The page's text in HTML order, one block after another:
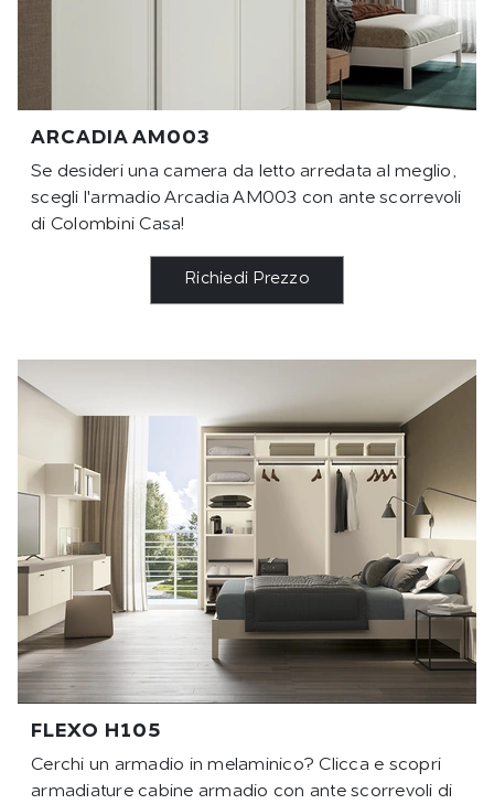
ARCADIA AM003
Se desideri una camera da letto arredata al meglio,
scegli l'armadio Arcadia AM003 con ante scorrevoli
di Colombini Casa!
Richiedi Prezzo
FLEXO H105
Cerchi un armadio in melaminico? Clicca e scopri
armadiature cabine armadio con ante scorrevoli di